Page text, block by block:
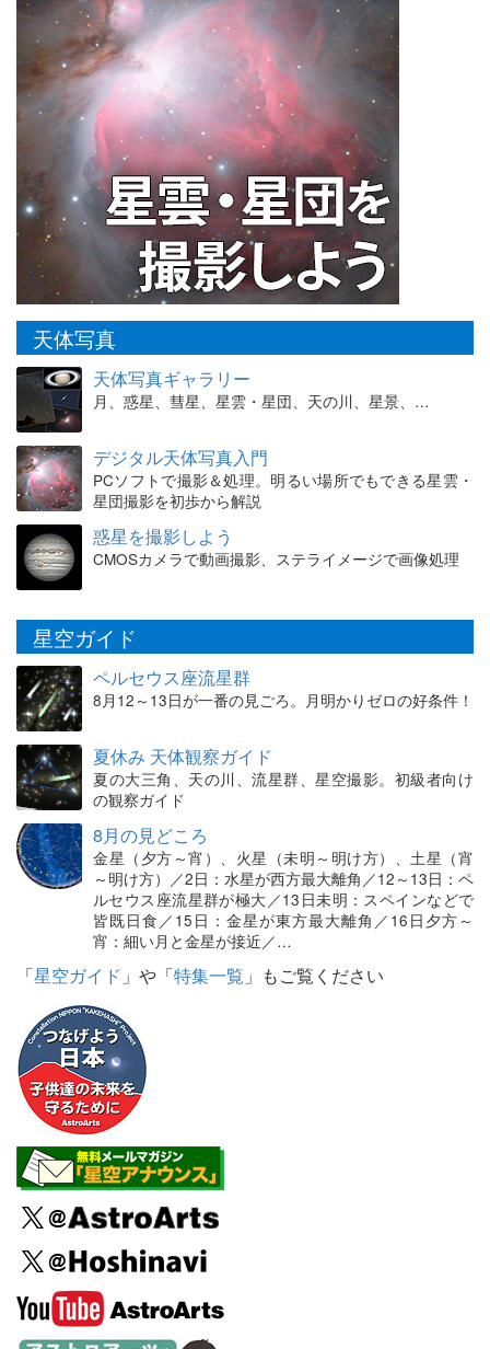
天体写真
天体写真ギャラリー
月、惑星、彗星、星雲・星団、天の川、星景、…
デジタル天体写真入門
PCソフトで撮影＆処理。明るい場所でもできる星雲・
星団撮影を初歩から解説
惑星を撮影しよう
CMOSカメラで動画撮影、ステライメージで画像処理
星空ガイド
ペルセウス座流星群
8月12～13日が一番の見ごろ。月明かりゼロの好条件！
夏休み 天体観察ガイド
夏の大三角、天の川、流星群、星空撮影。初級者向け
の観察ガイド
8月の見どころ
金星（夕方～宵）、火星（未明～明け方）、土星（宵
～明け方）／2日：水星が西方最大離角／12～13日：ペ
ルセウス座流星群が極大／13日未明：スペインなどで
皆既日食／15日：金星が東方最大離角／16日夕方～
宵：細い月と金星が接近／…
「星空ガイド 」や「特集一覧 」もご覧ください